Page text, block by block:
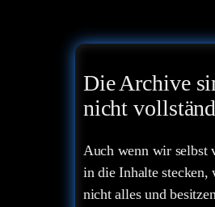
Die Archive
nicht
Auch wenn wir selbst
in die Inhalte stecken,
nicht alles und